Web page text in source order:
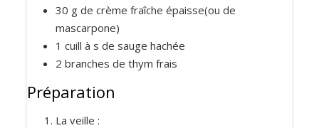
30 g de crème fraîche épaisse(ou de
mascarpone)
1 cuill à s de sauge hachée
2 branches de thym frais
Préparation
La veille :